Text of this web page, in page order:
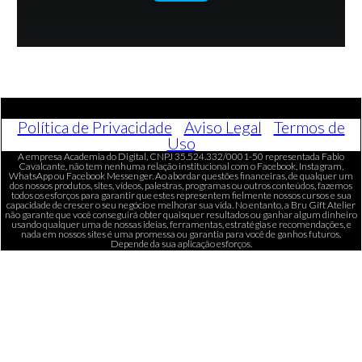
Política de Privacidade Aviso Legal
Termos de
Uso
A empresa Academia do Digital, CNPJ 35.524.332/0001-50 representada Fabio
Cavalcante, não tem nenhuma relação institucional com o Facebook, Instagram,
WhatsApp ou Facebook Messenger. Ao abordar questões financeiras, de qualquer um
dos nossos produtos, sites, vídeos, palestras, programas ou outros conteúdos, fazemos
todos os esforços para garantir que estes representem fielmente nossos cursos e sua
capacidade de crescer o seu negócio e melhorar sua vida. No entanto, a Bru Gift Atelier
não garante que você conseguirá obter quaisquer resultados ou ganhar algum dinheiro
usando qualquer uma de nossas ideias, ferramentas, estratégias e recomendações, e
nada em nossos sites é uma promessa ou garantia para você de ganhos futuros.
Depende da sua aplicação esforços.